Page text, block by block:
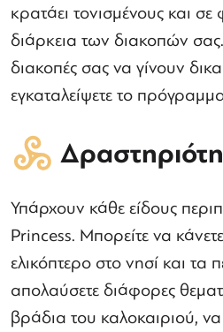
κρατάει τονισμένους και
διάρκεια των διακοπών
διακοπές σας να γίνουν
εγκαταλείψετε το
Υπάρχουν κάθε είδους
Princess. Μπορείτε να
ελικόπτερο στο νησί και τα
απολαύσετε διάφορες
βράδια του καλοκαιριού,